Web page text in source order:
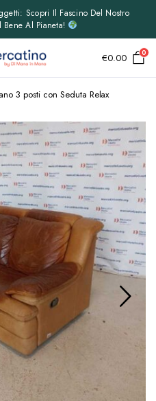
Scopri Il Fascino Del Nostro
Al Pianeta!
€0.00 0
3 posti con Seduta Relax